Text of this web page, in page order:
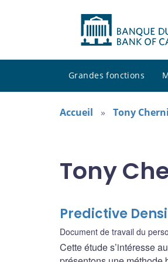
Grandes fonctions
Accueil Tony
Tony
Predictive
Document de travail du
Cette étude s’intéresse